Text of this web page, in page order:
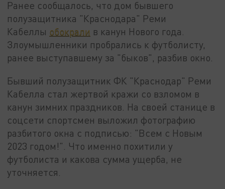
Ранее сообщалось, что дом бывшего
полузащитника "Краснодара" Реми
Кабеллы обокрали в канун Нового года.
Злоумышленники пробрались к футболисту,
ранее выступавшему за "быков", разбив окно.
Бывший полузащитник ФК "Краснодар" Реми
Кабелла стал жертвой кражи со взломом в
канун зимних праздников. На своей станице в
соцсети спортсмен выложил фотографию
разбитого окна с подписью: "Всем с Новым
2023 годом!". Что именно похитили у
футболиста и какова сумма ущерба, не
уточняется.